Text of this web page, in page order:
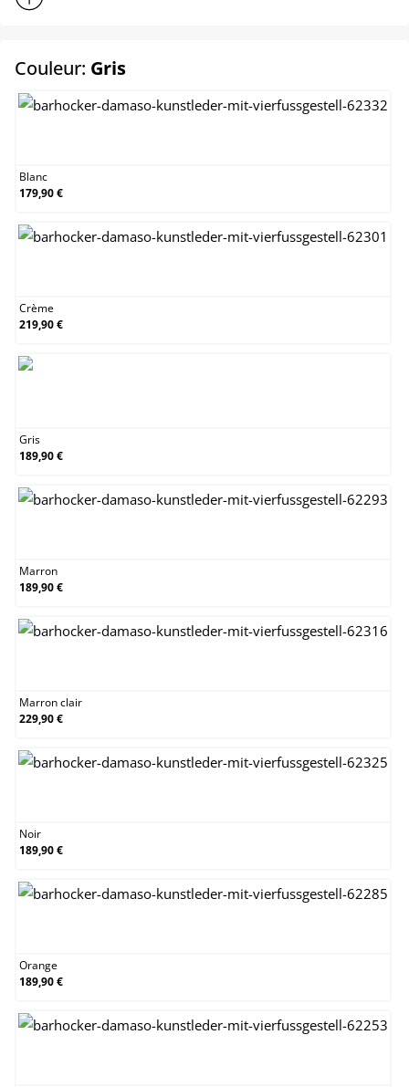
Couleur: Grisselect
Blanc
179,90 €
Crème
219,90 €
Gris
189,90 €
Marron
189,90 €
Marron clair
229,90 €
Noir
189,90 €
Orange
189,90 €